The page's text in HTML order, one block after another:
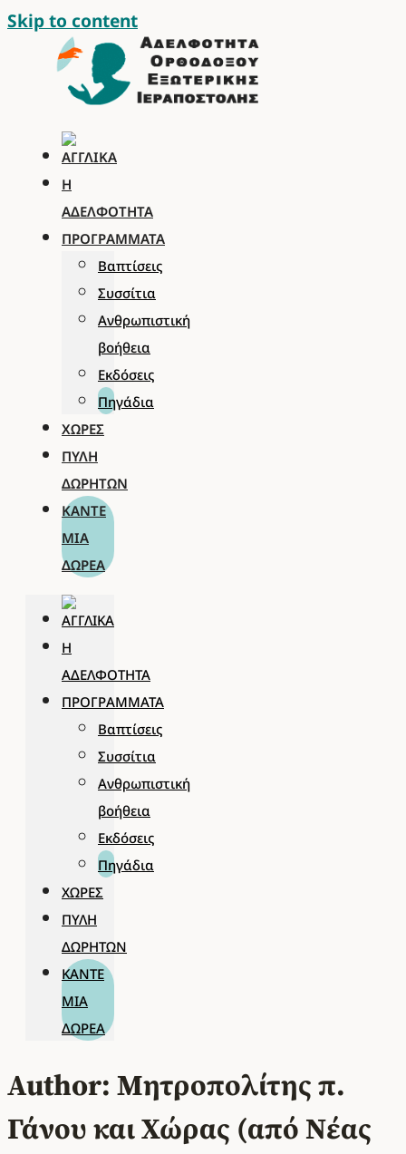
Skip to content
Η
ΑΔΕΛΦΌΤΗΤΑ
ΠΡΟΓΡΆΜΜΑΤΑ
Βαπτίσεις
Συσσίτια
Ανθρωπιστική
βοήθεια
Εκδόσεις
Πηγάδια
ΧΏΡΕΣ
ΠΎΛΗ
ΔΩΡΗΤΏΝ
ΚΆΝΤΕ
ΜΊΑ
ΔΩΡΕΆ
Η
ΑΔΕΛΦΌΤΗΤΑ
ΠΡΟΓΡΆΜΜΑΤΑ
Βαπτίσεις
Συσσίτια
Ανθρωπιστική
βοήθεια
Εκδόσεις
Πηγάδια
ΧΏΡΕΣ
ΠΎΛΗ
ΔΩΡΗΤΏΝ
ΚΆΝΤΕ
ΜΊΑ
ΔΩΡΕΆ
Author: Μητροπολίτης π.
Γάνου και Χώρας (από Νέας